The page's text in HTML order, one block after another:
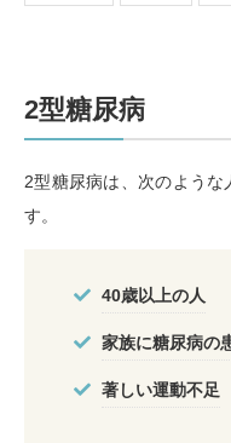
2型糖尿病
2型糖尿病は、次のような
す。
40歳以上の人
家族に糖尿病の
著しい運動不足